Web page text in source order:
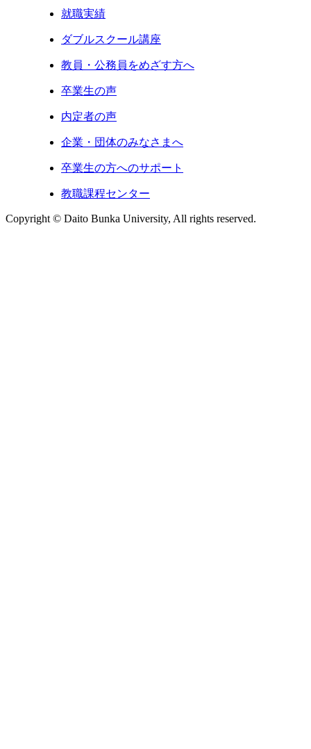
就職実績
ダブルスクール講座
教員・公務員をめざす方へ
卒業生の声
内定者の声
企業・団体のみなさまへ
卒業生の方へのサポート
教職課程センター
Copyright © Daito Bunka University, All rights reserved.